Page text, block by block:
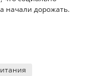
начали дорожать.